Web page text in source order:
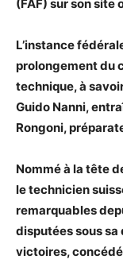
(FAF) sur son site
L’instance
prolongement du
technique, à
Guido Nanni,
Rongoni,
Nommé à la tête
le technicien
remarquables
disputées sous
victoires,